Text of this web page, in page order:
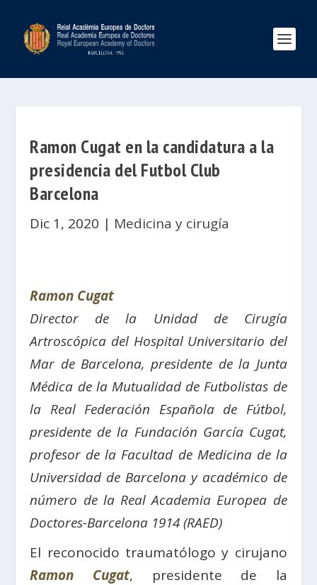
Ramon Cugat en la candidatura a la
presidencia del Futbol Club
Barcelona
Dic 1, 2020 | Medicina y cirugía
Ramon Cugat
Director de la Unidad de Cirugía
Artroscópica del Hospital Universitario del
Mar de Barcelona, presidente de la Junta
Médica de la Mutualidad de Futbolistas de
la Real Federación Española de Fútbol,
presidente de la Fundación García Cugat,
profesor de la Facultad de Medicina de la
Universidad de Barcelona y académico de
número de la Real Academia Europea de
Doctores-Barcelona 1914 (RAED)
El reconocido traumatólogo y cirujano
Ramon Cugat, presidente de la